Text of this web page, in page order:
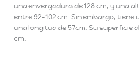
una envergadura de 128 cm, y una
entre 92-102 cm. Sin embargo, tiene
una longitud de 57cm. Su superficie
cm.